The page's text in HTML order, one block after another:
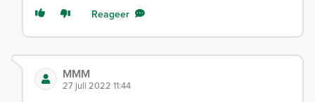
Reageer
MMM
27 juli 2022 11:44